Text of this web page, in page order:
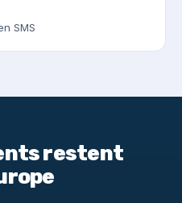
SMS
restent